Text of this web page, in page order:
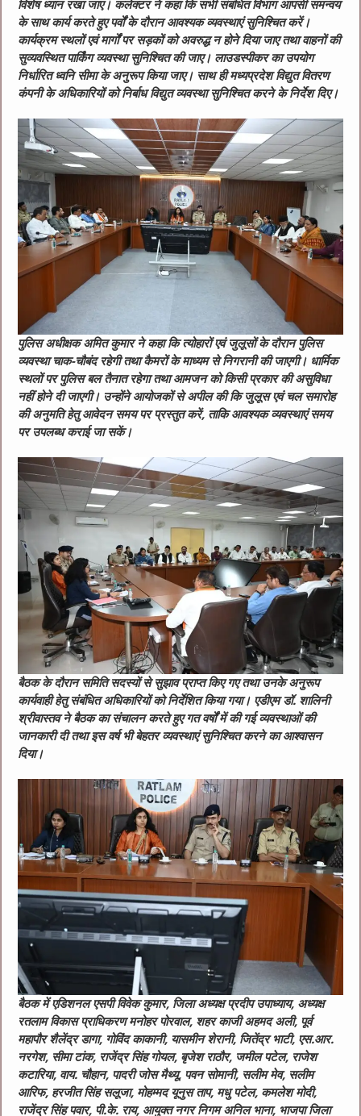
विशेष ध्यान रखा जाए। कलेक्टर ने कहा कि सभी संबंधित विभाग आपसी समन्वय
के साथ कार्य करते हुए पर्वों के दौरान आवश्यक व्यवस्थाएं सुनिश्चित करें।
कार्यक्रम स्थलों एवं मार्गों पर सड़कों को अवरुद्ध न होने दिया जाए तथा वाहनों की
सुव्यवस्थित पार्किंग व्यवस्था सुनिश्चित की जाए। लाउडस्पीकर का उपयोग
निर्धारित ध्वनि सीमा के अनुरूप किया जाए। साथ ही मध्यप्रदेश विद्युत वितरण
कंपनी के अधिकारियों को निर्बाध विद्युत व्यवस्था सुनिश्चित करने के निर्देश दिए।
पुलिस अधीक्षक अमित कुमार ने कहा कि त्योहारों एवं जुलूसों के दौरान पुलिस
व्यवस्था चाक-चौबंद रहेगी तथा कैमरों के माध्यम से निगरानी की जाएगी। धार्मिक
स्थलों पर पुलिस बल तैनात रहेगा तथा आमजन को किसी प्रकार की असुविधा
नहीं होने दी जाएगी। उन्होंने आयोजकों से अपील की कि जुलूस एवं चल समारोह
की अनुमति हेतु आवेदन समय पर प्रस्तुत करें, ताकि आवश्यक व्यवस्थाएं समय
पर उपलब्ध कराई जा सकें।
बैठक के दौरान समिति सदस्यों से सुझाव प्राप्त किए गए तथा उनके अनुरूप
कार्यवाही हेतु संबंधित अधिकारियों को निर्देशित किया गया। एडीएम डॉ. शालिनी
श्रीवास्तव ने बैठक का संचालन करते हुए गत वर्षों में की गई व्यवस्थाओं की
जानकारी दी तथा इस वर्ष भी बेहतर व्यवस्थाएं सुनिश्चित करने का आश्वासन
दिया।
बैठक में एडिशनल एसपी विवेक कुमार, जिला अध्यक्ष प्रदीप उपाध्याय, अध्यक्ष
रतलाम विकास प्राधिकरण मनोहर पोरवाल, शहर काजी अहमद अली, पूर्व
महापौर शैलेंद्र डागा, गोविंद काकानी, यासमीन शेरानी, जितेंद्र भाटी, एस.आर.
नरगेश, सीमा टांक, राजेंद्र सिंह गोयल, बृजेश राठौर, जमील पटेल, राजेश
कटारिया, वाय. चौहान, पादरी जोस मैथ्यू, पवन सोमानी, सलीम मेव, सलीम
आरिफ, हरजीत सिंह सलूजा, मोहम्मद यूनुस ताप, मधु पटेल, कमलेश मोदी,
राजेंद्र सिंह पवार, पी.के. राय, आयुक्त नगर निगम अनिल भाना, भाजपा जिला